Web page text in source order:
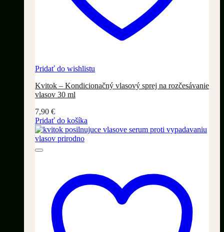
Pridať do wishlistu
Kvitok – Kondicionačný vlasový sprej na rozčesávanie
vlasov 30 ml
7,90 €
Pridať do košíka